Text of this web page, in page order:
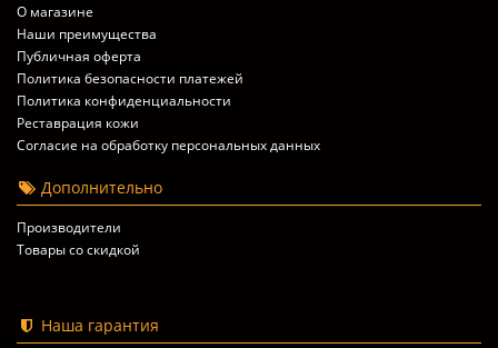
О магазине
Наши преимущества
Публичная оферта
Политика безопасности платежей
Политика конфиденциальности
Реставрация кожи
Согласие на обработку персональных данных
Дополнительно
Производители
Товары со скидкой
Наша гарантия